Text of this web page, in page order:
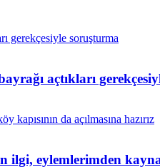
açtıkları
ilgi, eylemlerimden